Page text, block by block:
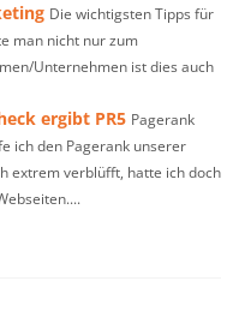
Die wichtigsten Tipps für
man nicht nur zum
Unternehmen ist dies auch
ergibt PR5 Pagerank
ich den Pagerank unserer
extrem verblüfft, hatte ich doch